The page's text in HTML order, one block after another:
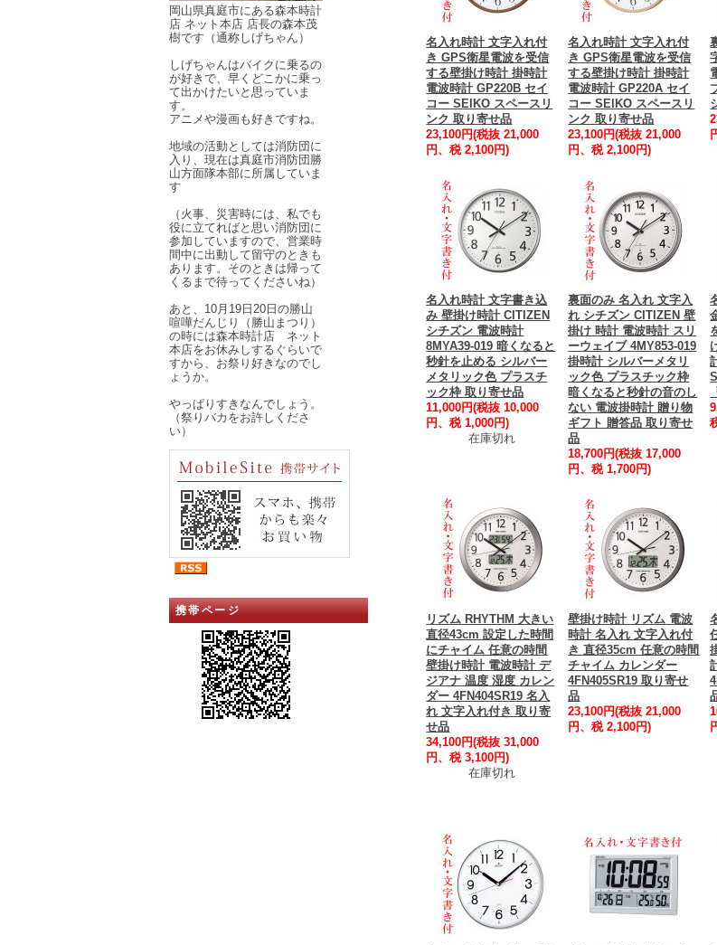
岡山県真庭市にある森本時計
店 ネット本店 店長の森本茂
樹です（通称しげちゃん）
しげちゃんはバイクに乗るの
が好きで、早くどこかに乗っ
て出かけたいと思っていま
す。
アニメや漫画も好きですね。
地域の活動としては消防団に
入り、現在は真庭市消防団勝
山方面隊本部に所属していま
す
（火事、災害時には、私でも
役に立てればと思い消防団に
参加していますので、営業時
間中に出動して留守のときも
あります。そのときは帰って
くるまで待ってくださいね）
あと、10月19日20日の勝山
喧嘩だんじり（勝山まつり）
の時には森本時計店 ネット
本店をお休みしするぐらいで
すから、お祭り好きなのでし
ょうか。
やっぱりすきなんでしょう。
（祭りバカをお許しくださ
い）
携帯ページ
名入れ時計 文字入れ付
き GPS衛星電波を受信
する壁掛け時計 掛時計
電波時計 GP220B セイ
コー SEIKO スペースリ
ンク 取り寄せ品
23,100円(税抜 21,000
円、税 2,100円)
名入れ時計 文字入れ付
き GPS衛星電波を受信
する壁掛け時計 掛時計
電波時計 GP220A セイ
コー SEIKO スペースリ
ンク 取り寄せ品
23,100円(税抜 21,000
円、税 2,100円)
名入れ時計 文字書き込
み 壁掛け時計 CITIZEN
シチズン 電波時計
8MYA39-019 暗くなると
秒針を止める シルバー
メタリック色 プラスチ
ック枠 取り寄せ品
11,000円(税抜 10,000
円、税 1,000円)
在庫切れ
裏面のみ 名入れ 文字入
れ シチズン CITIZEN 壁
掛け 時計 電波時計 スリ
ーウェイブ 4MY853-019
掛時計 シルバーメタリ
ック色 プラスチック枠
暗くなると秒針の音のし
ない 電波掛時計 贈り物
ギフト 贈答品 取り寄せ
品
18,700円(税抜 17,000
円、税 1,700円)
リズム RHYTHM 大きい
直径43cm 設定した時間
にチャイム 任意の時間
壁掛け時計 電波時計 デ
ジアナ 温度 湿度 カレン
ダー 4FN404SR19 名入
れ 文字入れ付き 取り寄
せ品
34,100円(税抜 31,000
円、税 3,100円)
在庫切れ
壁掛け時計 リズム 電波
時計 名入れ 文字入れ付
き 直径35cm 任意の時間
チャイム カレンダー
4FN405SR19 取り寄せ
品
23,100円(税抜 21,000
円、税 2,100円)